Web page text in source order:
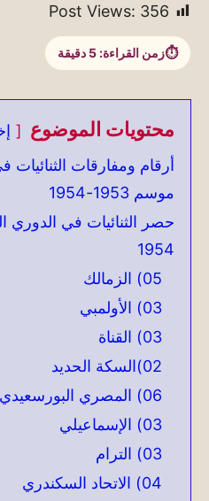
Post Views: 356
زمن القراءة: 5 دقيقة
محتويات الموضوع
أرقام ومفارقات
موسم 1953-1954
1954
05) الزمالك
03) الأولمبي
03) القناة
02)السكة الحديد
06) المصري البورسعيدي
03) الإسماعيلي
03) الترام
04) الاتحاد السكندري